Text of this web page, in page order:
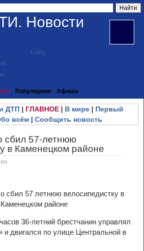
Новости
Популярное Афиша
ДТП| ГЛАВНОЕ| В мире| Первый
всём | Сообщить новость
сбил 57-летнюю
в Каменецком районе
36-летний брестчанин управлял
и двигался по улице Центральной в